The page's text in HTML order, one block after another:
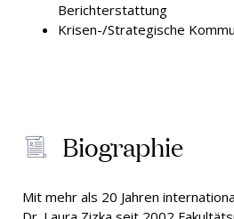
Berichterstattung
Krisen-/Strategische
Biographie
Mit mehr als 20 Jahren